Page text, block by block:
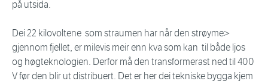
på utsida.
Dei 22 kilovoltene som straumen har når den strøyme>
gjennom fjellet, er milevis meir enn kva som kan til både ljos
og høgteknologien. Derfor må den transformerast ned til 400
V før den blir ut distribuert. Det er her dei tekniske bygga kjem